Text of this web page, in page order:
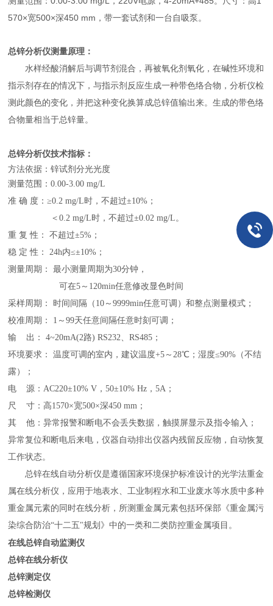
570×宽500×深450 mm，带一套试剂和一台自吸泵。
总锌分析仪测量原理：
水样经酸消解后与调节剂混合，再被氧化剂氧化，在碱性环境和
指示剂存在的情况下，与指示剂反应生成一种带色络合物，分析仪检
测此颜色的变化，并把这种变化换算成总锌值输出来。生成的带色络
合物量相当于总锌量。
总锌分析仪技术指标：
方法依据：锌试剂分光光度
测量范围：0.00-3.00mg/L
准 确 度：≥0.2 mg/L时，不超过±10% ；
＜0.2 mg/L时，不超过±0.02 mg/L。
重 复 性： 不超过±5% ；
稳 定 性： 24h内≤±10% ；
测量周期：
最小测量周期为30分钟，
可在5～120min任意修改显色时间
采样周期：
时间间隔（ 10～9999min任意可调）和整点测量模式 ；
校准周期：
1～99天任意间隔任意时刻可调 ；
输
出： 4~20mA(2路) RS232、RS485 ；
环境要求：
温度可调的室内，建议温度+5～28℃；湿度≤90%（不结
露）
；
电
源：AC220±10% V，50±10% Hz，5A ；
尺
寸：高1570×宽500×深450 mm ；
其
他：异常报警和断电不会丢失数据 ，触摸屏显示及指令输入 ；
异常复位和断电后来电，仪器自动排出仪器内残留反应物，自动恢复
工作状态。
总锌在线自动分析仪是遵循国家环境保护标准设计的光学法重金
属在线分析仪，应用于地表水、工业制程水和工业废水等水质中多种
重金属元素的同时在线分析，所测重金属元素包括环保部《重金属污
染综合防治“十二五"规划》中的一类和二类防控重金属项目。
在线总锌自动监测仪
总锌在线分析仪
总锌测定仪
总锌检测仪